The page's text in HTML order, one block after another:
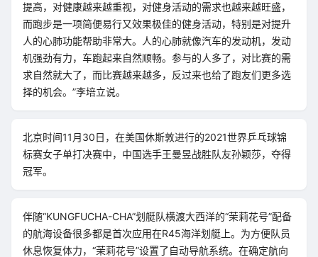
提高，对健康越来越重视，对健身活动的需求也越来越旺盛，
而跑步是一项简便易行又效果极佳的健身活动，特别是对提升
人的心肺功能帮助非常大。人的心肺就像汽车的发动机，发动
机强劲有力，车跑起来自然顺畅。参与的人多了，对比赛的需
求自然就大了，而比赛越来越多，反过来也给了跑友们更多选
择的机会。”李培立说。
北京时间11月30日，在美国休斯敦进行的2021世界乒乓球锦
标赛女子单打决赛中，中国选手王曼昱战胜队友孙颖莎，夺得
冠军。
伴随“KUNGFUCHA-CHA”划艇队横渡大西洋的“茉莉花号”配备
的航海设备很多都是首次应用在R45海洋划艇上。为方便队员
休息恢复体力，“茉莉花号”设置了自动导航系统。在确定航向